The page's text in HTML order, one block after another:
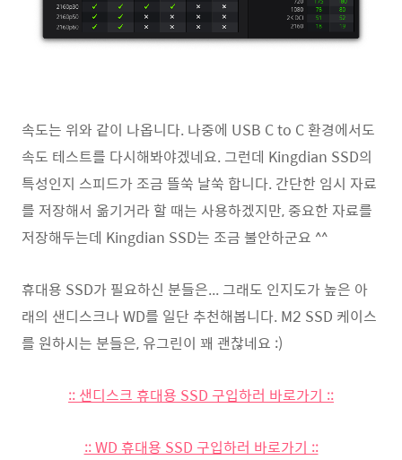
속도는 위와 같이 나옵니다. 나중에 USB C to C 환경에서도
속도 테스트를 다시해봐야겠네요. 그런데 Kingdian SSD의
특성인지 스피드가 조금 뜰쑥 날쑥 합니다. 간단한 임시 자료
를 저장해서 옮기거라 할 때는 사용하겠지만, 중요한 자료를
저장해두는데 Kingdian SSD는 조금 불안하군요 ^^
휴대용 SSD가 필요하신 분들은... 그래도 인지도가 높은 아
래의 샌디스크나 WD를 일단 추천해봅니다. M2 SSD 케이스
를 원하시는 분들은, 유그린이 꽤 괜찮네요 :)
:: 샌디스크 휴대용 SSD 구입하러 바로가기 ::
:: WD 휴대용 SSD 구입하러 바로가기 ::